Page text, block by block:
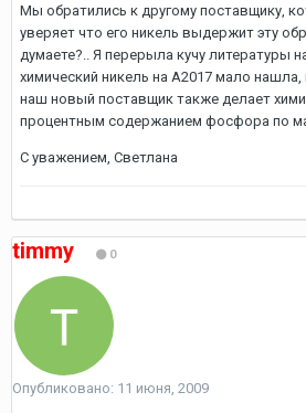
Мы обратились к другому поставщику,
уверяет что его никель выдержит эту
думаете?.. Я перерыла кучу литературы
химический никель на А2017 мало нашла,
наш новый поставщик также делает
процентным содержанием фосфора по
С уважением, Светлана
timmy 0
Опубликовано: 11 июня, 2009